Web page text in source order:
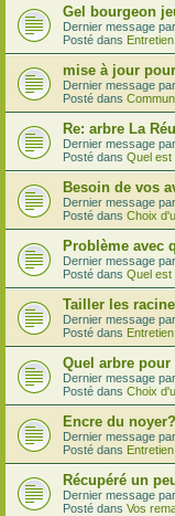
Gel bourgeon
Dernier message par
Posté dans
mise à jour
Dernier message par
Posté dans
Re: arbre La
Dernier message par
Posté dans Quel est
Besoin de vos
Dernier message par
Posté dans Choix
Problème avec
Dernier message par
Posté dans Quel est
Tailler les
Dernier message par
Posté dans
Quel arbre
Dernier message par
Posté dans Choix
Encre du noyer?
Dernier message par
Posté dans
Récupéré un
Dernier message par
Posté dans Vos